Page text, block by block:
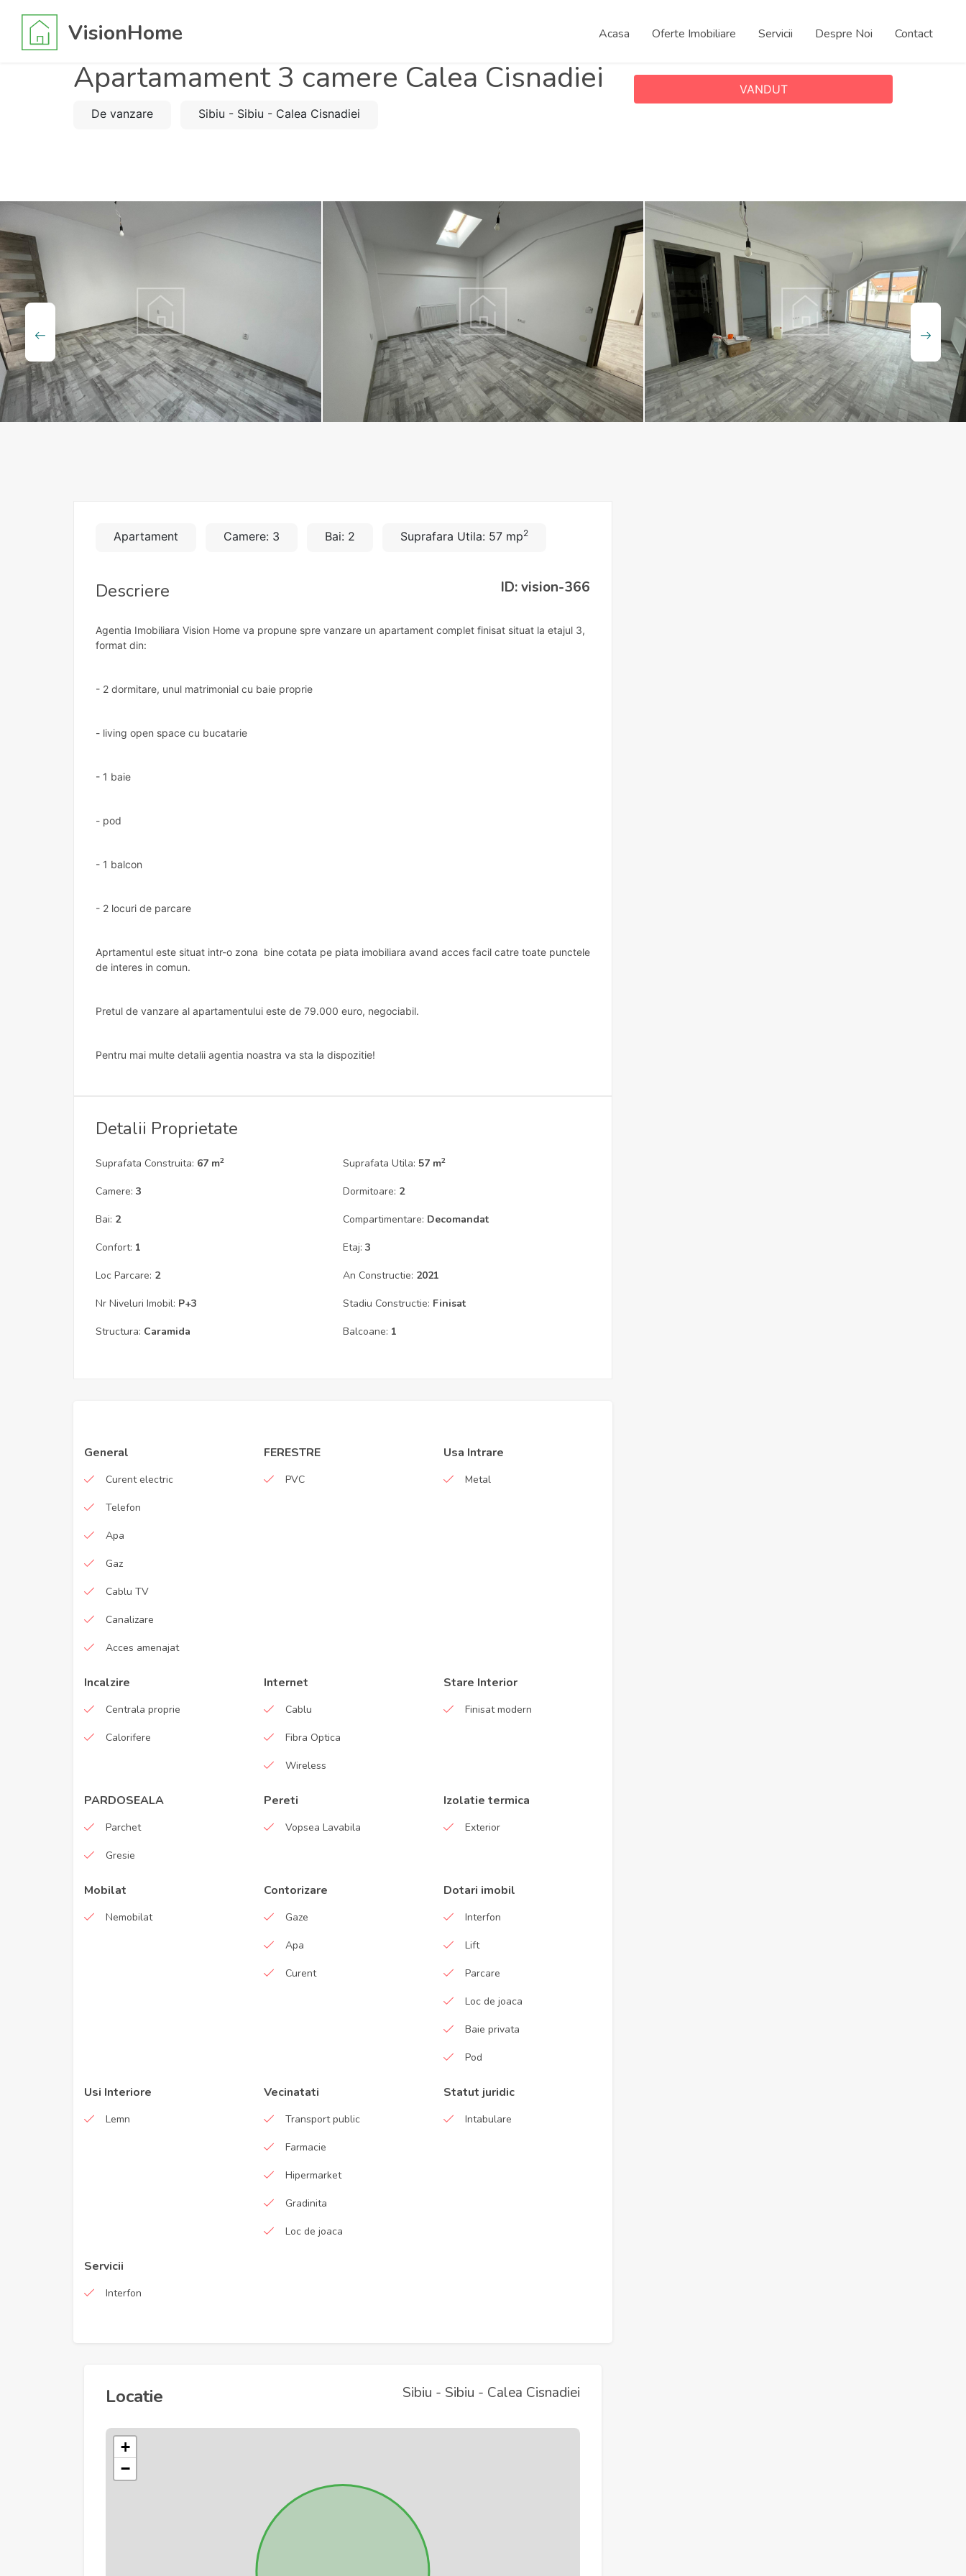
VisionHome Acasa Oferte Imobiliare Servicii Despre Noi Contact
Apartamament 3 camere Calea Cisnadiei
De vanzare Sibiu - Sibiu - Calea Cisnadiei
VANDUT
Apartament Camere: 3 Bai: 2 Suprafara Utila: 57 mp2
Descriere ID: vision-366
Agentia Imobiliara Vision Home va propune spre vanzare un apartament complet finisat situat la etajul 3,
format din:
- 2 dormitare, unul matrimonial cu baie proprie
- living open space cu bucatarie
- 1 baie
- pod
- 1 balcon
- 2 locuri de parcare
Aprtamentul este situat intr-o zona bine cotata pe piata imobiliara avand acces facil catre toate punctele
de interes in comun.
Pretul de vanzare al apartamentului este de 79.000 euro, negociabil.
Pentru mai multe detalii agentia noastra va sta la dispozitie!
Detalii Proprietate
Suprafata Construita: 67 m2 Suprafata Utila: 57 m2
Camere: 3 Dormitoare: 2
Bai: 2 Compartimentare: Decomandat
Confort: 1 Etaj: 3
Loc Parcare: 2 An Constructie: 2021
Nr Niveluri Imobil: P+3 Stadiu Constructie: Finisat
Structura: Caramida Balcoane: 1
General
Curent electric
Telefon
Apa
Gaz
Cablu TV
Canalizare
Acces amenajat
FERESTRE
PVC
Usa Intrare
Metal
Incalzire
Centrala proprie
Calorifere
Internet
Cablu
Fibra Optica
Wireless
Stare Interior
Finisat modern
PARDOSEALA
Parchet
Gresie
Pereti
Vopsea Lavabila
Izolatie termica
Exterior
Mobilat
Nemobilat
Contorizare
Gaze
Apa
Curent
Dotari imobil
Interfon
Lift
Parcare
Loc de joaca
Baie privata
Pod
Usi Interiore
Lemn
Vecinatati
Transport public
Farmacie
Hipermarket
Gradinita
Loc de joaca
Statut juridic
Intabulare
Servicii
Interfon
Locatie Sibiu - Sibiu - Calea Cisnadiei
+
−